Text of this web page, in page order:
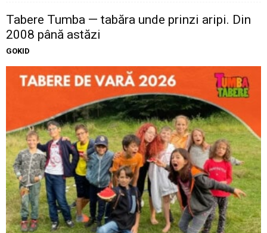
Tabere Tumba — tabăra unde prinzi aripi. Din
2008 până astăzi
GOKID